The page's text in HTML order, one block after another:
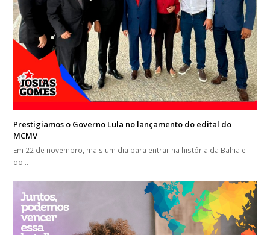
Prestigiamos o Governo Lula no lançamento do edital do
MCMV
Em 22 de novembro, mais um dia para entrar na história da Bahia e
do…